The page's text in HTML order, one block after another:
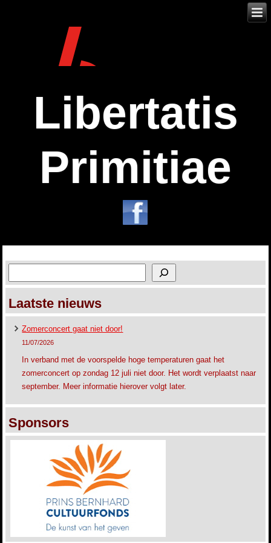
Libertatis
Primitiae
Laatste nieuws
Zomerconcert gaat niet door!
11/07/2026
In verband met de voorspelde hoge temperaturen gaat het
zomerconcert op zondag 12 juli niet door. Het wordt verplaatst naar
september. Meer informatie hierover volgt later.
Sponsors